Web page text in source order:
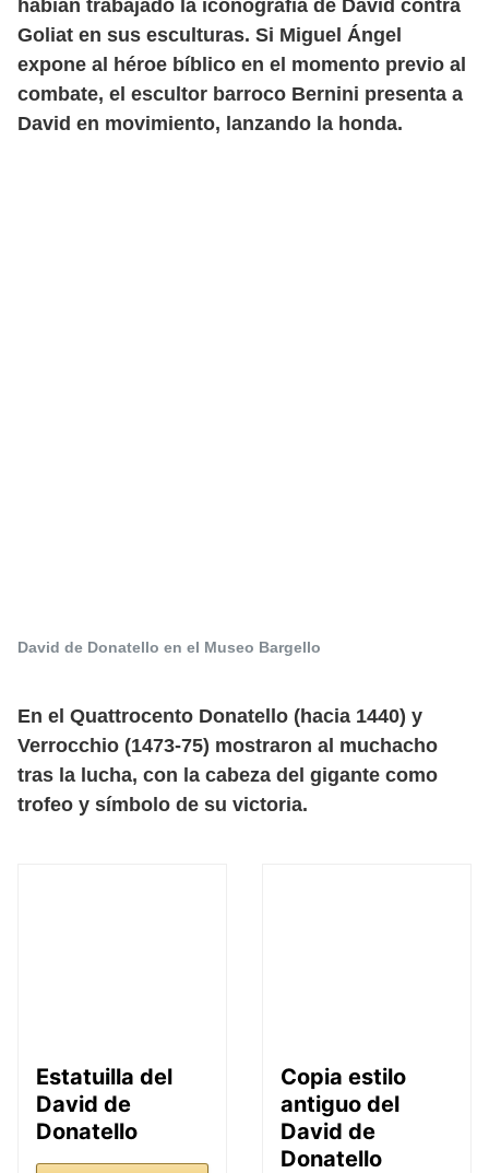
habían trabajado la iconografía de David contra
Goliat en sus esculturas. Si Miguel Ángel
expone al héroe bíblico en el momento previo al
combate, el escultor barroco Bernini presenta a
David en movimiento, lanzando la honda.
David de Donatello en el Museo Bargello
En el Quattrocento Donatello (hacia 1440) y
Verrocchio (1473-75) mostraron al muchacho
tras la lucha, con la cabeza del gigante como
trofeo y símbolo de su victoria.
Estatuilla del
David de
Donatello
Copia estilo
antiguo del
David de
Donatello